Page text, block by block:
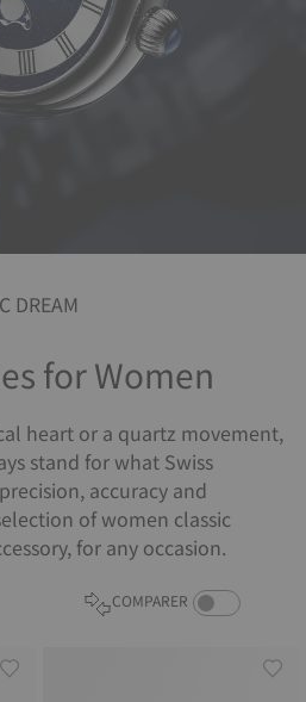
DREAM
for Women
heart or a quartz movement,
stand for what Swiss
accuracy and
of women classic
for any occasion.
COMPARER COMPARE